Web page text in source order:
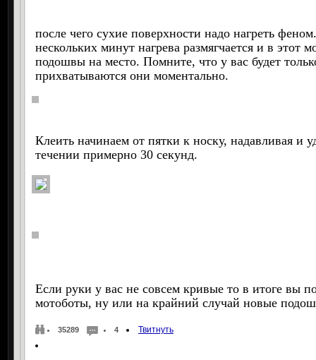
после чего сухие поверхности надо нагреть
нескольких минут нагрева размягчается и в этот
подошвы на место. Помните, что у вас будет
прихватываются они моментально.
Клеить начинаем от пятки к носку, надавливая и
течении примерно 30 секунд.
Если руки у вас не совсем кривые то в итоге вы
мотоботы, ну или на крайний случай новые
35289 4 Твитнуть